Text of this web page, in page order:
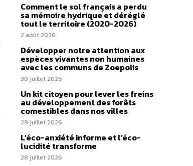
Comment le sol français a perdu
sa mémoire hydrique et déréglé
tout le territoire (2020-2026)
2 août 2026
Développer notre attention aux
espèces vivantes non humaines
avec les communs de Zoepolis
30 juillet 2026
Un kit citoyen pour lever les freins
au développement des forêts
comestibles dans nos villes
29 juillet 2026
L’éco-anxiété informe et l’éco-
lucidité transforme
28 juillet 2026